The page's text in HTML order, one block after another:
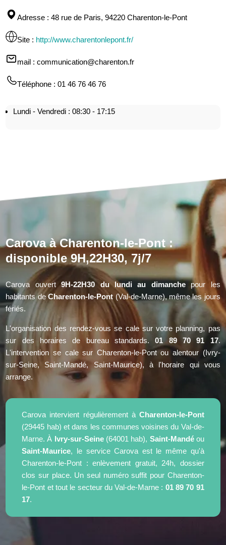
Adresse : 48 rue de Paris, 94220 Charenton-le-Pont
Site : http://www.charentonlepont.fr/
mail : communication@charenton.fr
Téléphone : 01 46 76 46 76
Lundi - Vendredi : 08:30 - 17:15
Carova à Charenton-le-Pont :
disponible 9H,22H30, 7j/7
Carova ouvert9H-22H30 du lundi au dimanchepour les
habitants deCharenton-le-Pont(Val-de-Marne), même les jours
fériés.
L'organisation des rendez-vous se cale sur votre planning, pas
sur des horaires de bureau standards.01 89 70 91 17.
L'intervention se cale sur Charenton-le-Pont ou alentour (Ivry-
sur-Seine, Saint-Mandé, Saint-Maurice), à l'horaire qui vous
arrange.
Carova intervient régulièrement à Charenton-le-Pont
(29445 hab) et dans les communes voisines du Val-de-
Marne. À Ivry-sur-Seine(64001 hab), Saint-Mandéou
Saint-Maurice, le service Carova est le même qu'à
Charenton-le-Pont : enlèvement gratuit, 24h, dossier
clos sur place. Un seul numéro suffit pour Charenton-
le-Pont et tout le secteur du Val-de-Marne : 01 89 70 91
17.